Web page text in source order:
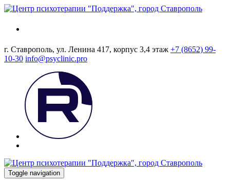
г. Ставрополь, ул. Ленина 417, корпус 3,4 этаж +7 (8652) 99-
10-30 info@psyclinic.pro
Toggle navigation